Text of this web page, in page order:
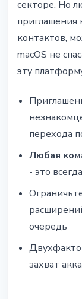
секторе. Но
приглашения
контактов,
macOS не
эту
перехода
Любая
- это
очередь
захват